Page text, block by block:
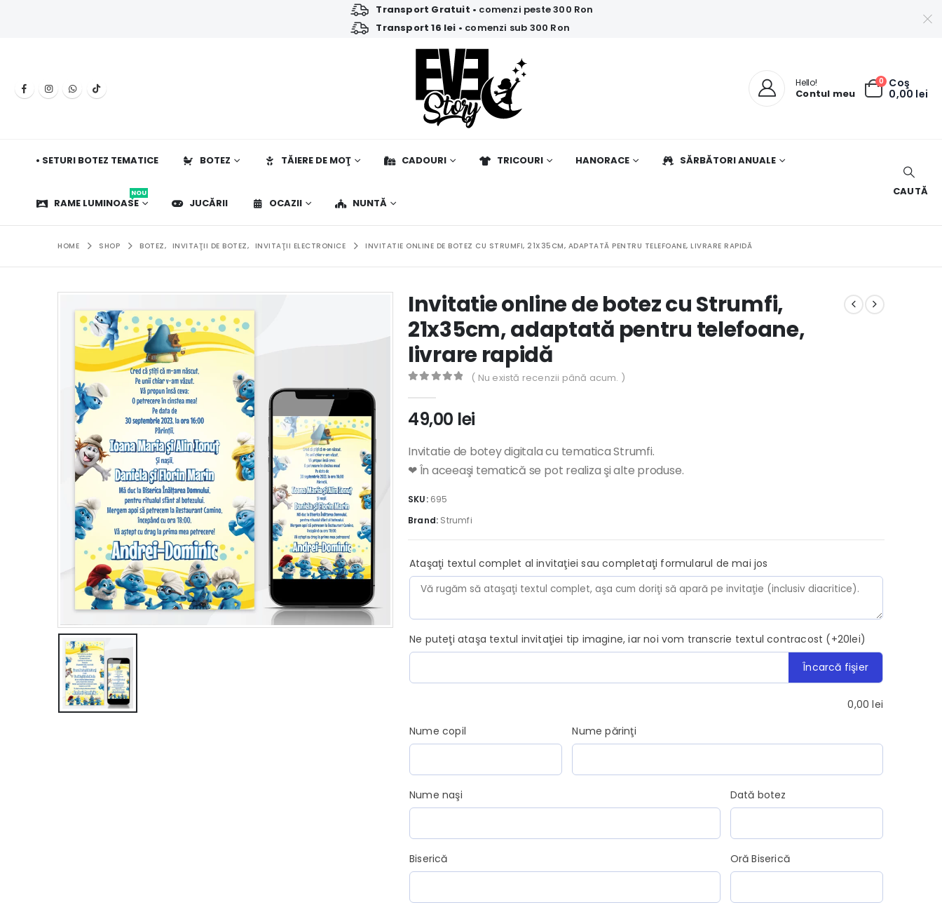
Transport Gratuit • comenzi peste 300 Ron
Transport 16 lei • comenzi sub 300 Ron
Hello!
Contul meu
0 Coş
0,00 lei
• SETURI BOTEZ TEMATICE BOTEZ TĂIERE DE MOŢ CADOURI TRICOURI HANORACE SĂRBĂTORI ANUALE
RAME LUMINOASE
NOU
JUCĂRII OCAZII NUNTĂ
CAUTĂ
HOME SHOP BOTEZ, INVITAŢII DE BOTEZ, INVITAŢII ELECTRONICE INVITATIE ONLINE DE BOTEZ CU STRUMFI, 21X35CM, ADAPTATĂ PENTRU TELEFOANE, LIVRARE RAPIDĂ
Invitatie online de botez cu Strumfi,
21x35cm, adaptată pentru telefoane,
livrare rapidă
( Nu există recenzii până acum. )
49,00 lei
Invitatie de botey digitala cu tematica Strumfi.
❤ În aceeaşi tematică se pot realiza şi alte produse.
SKU: 695
Brand: Strumfi
Ataşaţi textul complet al invitaţiei sau completaţi formularul de mai jos
Ne puteţi ataşa textul invitaţiei tip imagine, iar noi vom transcrie textul contracost (+20lei)
Încarcă fişier
0,00lei
Nume copil
Nume părinţi
Nume naşi Dată botez
Biserică Oră Biserică